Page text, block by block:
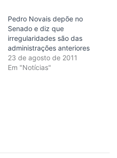
Pedro Novais depõe no
Senado e diz que
irregularidades são das
administrações anteriores
23 de agosto de 2011
Em "Notícias"